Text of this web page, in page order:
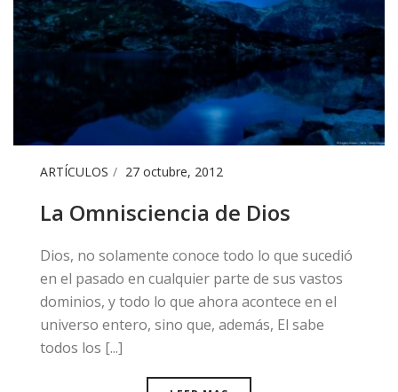
ARTÍCULOS 27 octubre, 2012
La Omnisciencia de Dios
​Dios, no solamente conoce todo lo que sucedió
en el pasado en cualquier parte de sus vastos
dominios, y todo lo que ahora acontece en el
universo entero, sino que, además, El sabe
todos los [...]